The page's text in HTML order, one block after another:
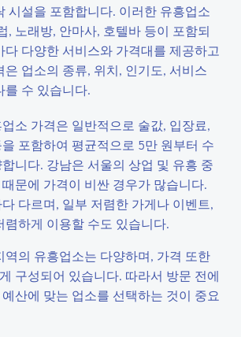
시설을 포함합니다. 이러한 유흥업소
, 노래방, 안마사, 호텔바 등이 포함되
다 다양한 서비스와 가격대를 제공하고
은 업소의 종류, 위치, 인기도, 서비스
를 수 있습니다.
소 가격은 일반적으로 술값, 입장료,
포함하여 평균적으로 5만 원부터 수
니다. 강남은 서울의 상업 및 유흥 중
문에 가격이 비싼 경우가 많습니다.
다르며, 일부 저렴한 가게나 이벤트,
렴하게 이용할 수도 있습니다.
역의 유흥업소는 다양하며, 가격 또한
구성되어 있습니다. 따라서 방문 전에
산에 맞는 업소를 선택하는 것이 중요